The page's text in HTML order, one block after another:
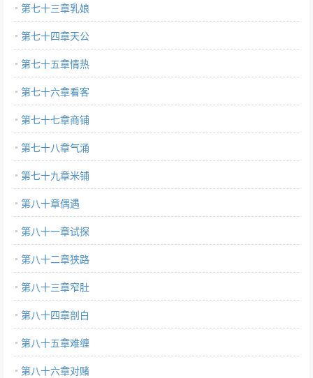
第七十三章乳娘
第七十四章天公
第七十五章情热
第七十六章看客
第七十七章商铺
第七十八章气涌
第七十九章米铺
第八十章偶遇
第八十一章试探
第八十二章狭路
第八十三章窄肚
第八十四章剖白
第八十五章难缠
第八十六章对赌